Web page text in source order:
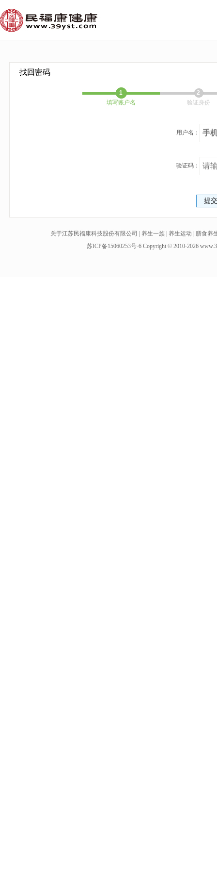
找回密码
1
填写账户名
2
验证身份
用户名：
验证码：
关于江苏民福康科技股份有限公司 养生一族 养生运动
膳食养
苏ICP备15060253号-6 Copyright© 2010-2026